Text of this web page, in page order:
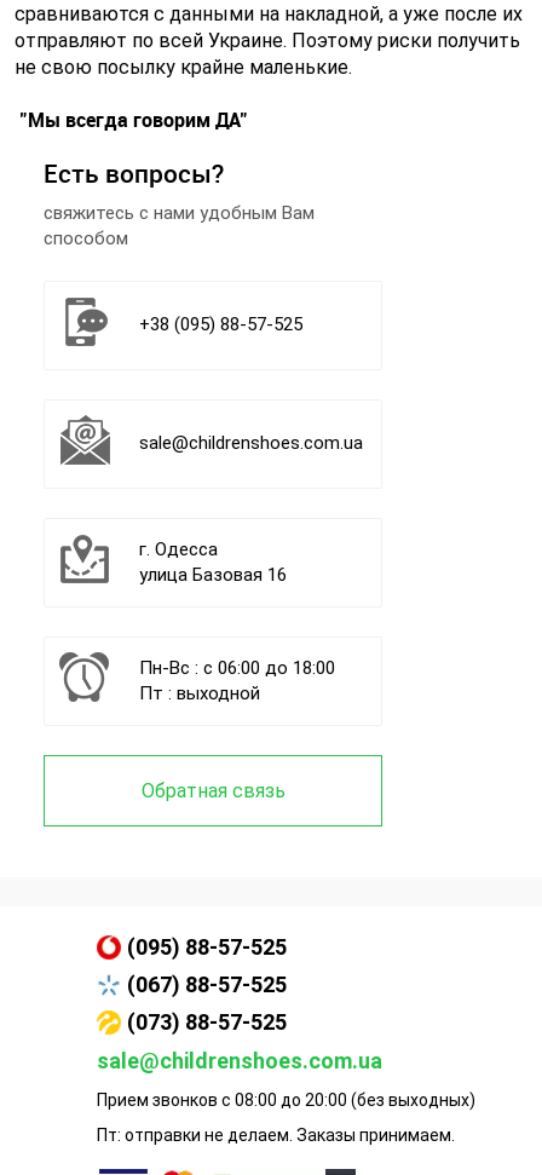
сравниваются с данными на накладной, а уже после их
отправляют по всей Украине. Поэтому риски получить
не свою посылку крайне маленькие.
"Мы всегда говорим ДА"
Есть вопросы?
свяжитесь с нами удобным Вам
способом
+38 (095) 88-57-525
sale@childrenshoes.com.ua
г. Одесса
улица Базовая 16
Пн-Вс : с 06:00 до 18:00
Пт : выходной
Обратная связь
(095) 88-57-525
(067) 88-57-525
(073) 88-57-525
sale@childrenshoes.com.ua
Прием звонков с 08:00 до 20:00 (без выходных)
Пт: отправки не делаем. Заказы принимаем.